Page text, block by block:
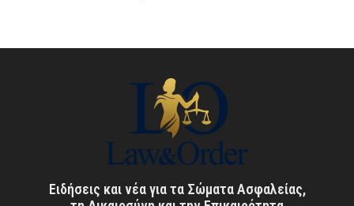
Ειδήσεις και νέα για τα Σώματα Ασφαλείας,